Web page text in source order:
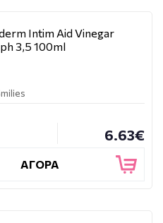
Intim Aid Vinegar
3,5 100ml
6.63€
ΑΓΟΡΑ